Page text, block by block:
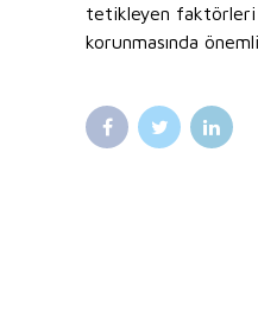
tetikleyen faktörleri
korunmasında önemli